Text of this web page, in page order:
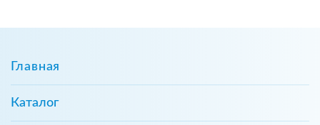
Главная
Каталог